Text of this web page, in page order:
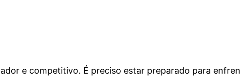
e competitivo. É preciso estar preparado para